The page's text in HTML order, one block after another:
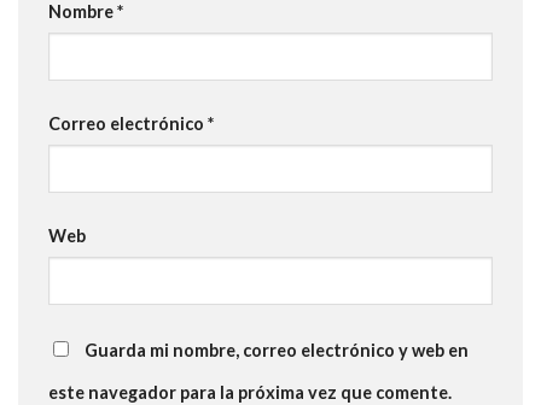
Nombre*
Correo electrónico *
Web
Guarda mi nombre, correo electrónico y web en
este navegador para la próxima vez que comente.